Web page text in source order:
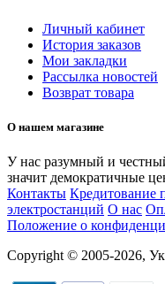
Личный кабинет
История заказов
Мои закладки
Рассылка новостей
Возврат товара
О нашем магазине
У нас разумный и
значит демократичные
Контакты Кредитование
электростанций О нас
Положение о
Copyright © 2005-2026,